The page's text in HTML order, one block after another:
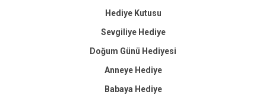
Hediye Kutusu
Sevgiliye Hediye
Doğum Günü Hediyesi
Anneye Hediye
Babaya Hediye